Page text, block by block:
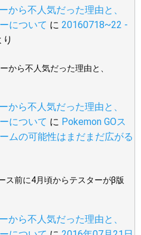
から不人気だった理由と、
について に 20160718~22 -
り
から不人気だった理由と、
から不人気だった理由と、
について に Pokemon GOス
ムの可能性はまだまだ広がる
ス前に4月頃からテスターがβ版
から不人気だった理由と、